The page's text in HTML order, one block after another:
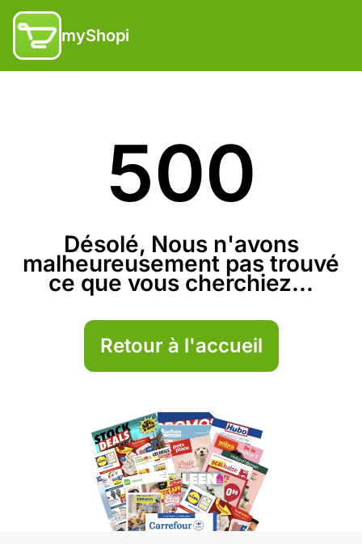
myShopi
500
Désolé, Nous n'avons
malheureusement pas trouvé
ce que vous cherchiez...
Retour à l'accueil